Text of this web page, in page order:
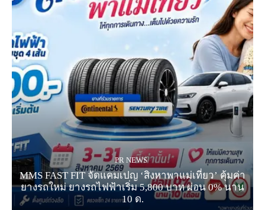
PR NEWS
MMS FAST FIT จัดแคมเปญ ‘สิงหาพาแม่เที่ยว’ คุ้มค่า
ยางรถใหม่ ยางรถไฟฟ้าเริ่ม 5,800 บาท ผ่อน 0% นาน
10 ด.